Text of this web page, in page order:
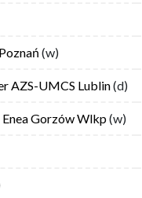
(w)
AZS-UMCS Lublin(d)
Gorzów Wlkp(w)
(w)
AZS-UMCS Lublin(d)
Gorzów Wlkp(w)